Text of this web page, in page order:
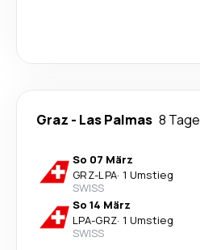
Graz - Las Palmas 8 Tage
So 07 März
GRZ-LPA· 1 Umstieg
SWISS
So 14 März
LPA-GRZ· 1 Umstieg
SWISS